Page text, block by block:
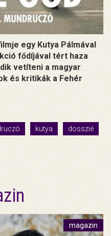
egy Kutya Pálmával
fődíjával tért haza
vetíteni a magyar
és kritikák a Fehér
kutya dosszié
magazin